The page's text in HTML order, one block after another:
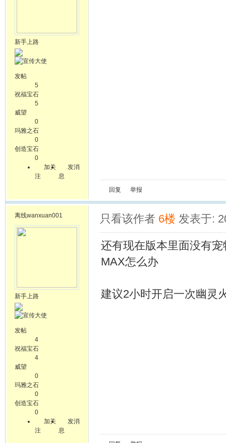
新手上路
发帖
5
祝福宝石
5
威望
0
玛雅之石
0
创造宝石
0
加关
注
发消
息
回复 举报
离线wanxuan001
新手上路
发帖
4
祝福宝石
4
威望
0
玛雅之石
0
创造宝石
0
加关
注
发消
息
只看该作者 6楼 发表于:
还有现在版本里面没有
MAX怎么办
建议2小时开启一次幽灵